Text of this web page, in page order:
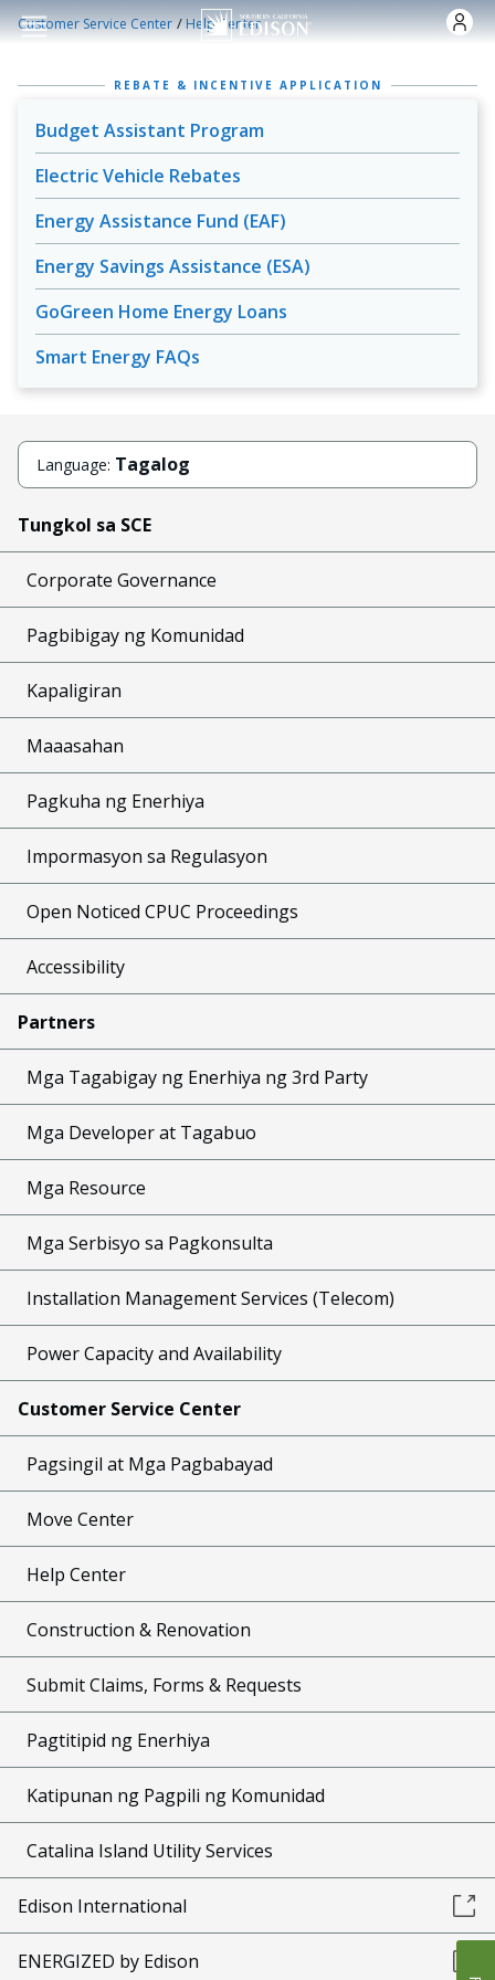
Skip to main content
Customer Service Center /Help Center
REBATE & INCENTIVE APPLICATION
Budget Assistant Program
Electric Vehicle Rebates
Energy Assistance Fund (EAF)
Energy Savings Assistance (ESA)
GoGreen Home Energy Loans
Smart Energy FAQs
Language: Tagalog
Tungkol sa SCE
Corporate Governance
Pagbibigay ng Komunidad
Kapaligiran
Maaasahan
Pagkuha ng Enerhiya
Impormasyon sa Regulasyon
Open Noticed CPUC Proceedings
Accessibility
Partners
Mga Tagabigay ng Enerhiya ng 3rd Party
Mga Developer at Tagabuo
Mga Resource
Mga Serbisyo sa Pagkonsulta
Installation Management Services (Telecom)
Power Capacity and Availability
Customer Service Center
Pagsingil at Mga Pagbabayad
Move Center
Help Center
Construction & Renovation
Submit Claims, Forms & Requests
Pagtitipid ng Enerhiya
Katipunan ng Pagpili ng Komunidad
Catalina Island Utility Services
Edison International
ENERGIZED by Edison